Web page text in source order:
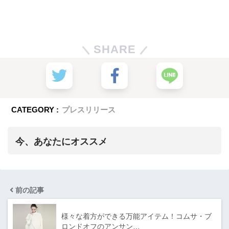
SHARE
CATEGORY : プレスリリース
今、あなたにオススメ
前の記事
様々な着方ができる万能アイテム！コムサ・ブ
ロンドオフのアンサン…